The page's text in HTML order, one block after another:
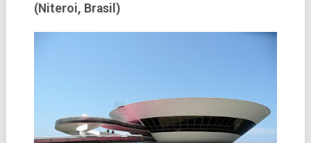
(Niteroi, Brasil)